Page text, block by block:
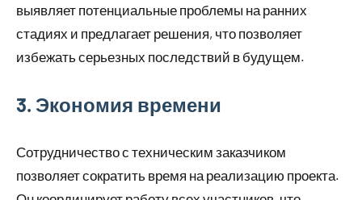
выявляет потенциальные проблемы на ранних
стадиях и предлагает решения, что позволяет
избежать серьезных последствий в будущем.
3. Экономия времени
Сотрудничество с техническим заказчиком
позволяет сократить время на реализацию проекта.